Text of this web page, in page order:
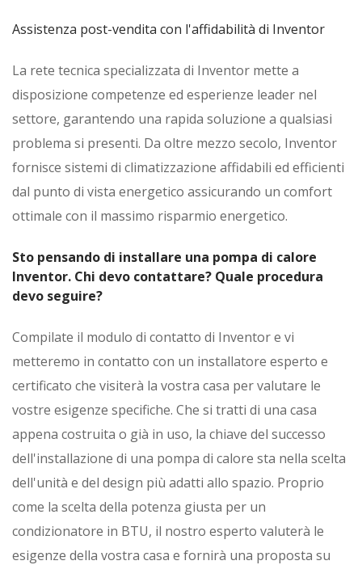
Assistenza post-vendita con l'affidabilità di Inventor
La rete tecnica specializzata di Inventor mette a
disposizione competenze ed esperienze leader nel
settore, garantendo una rapida soluzione a qualsiasi
problema si presenti. Da oltre mezzo secolo, Inventor
fornisce sistemi di climatizzazione affidabili ed efficienti
dal punto di vista energetico assicurando un comfort
ottimale con il massimo risparmio energetico.
Sto pensando di installare una pompa di calore
Inventor. Chi devo contattare? Quale procedura
devo seguire?
Compilate il modulo di contatto di Inventor e vi
metteremo in contatto con un installatore esperto e
certificato che visiterà la vostra casa per valutare le
vostre esigenze specifiche. Che si tratti di una casa
appena costruita o già in uso, la chiave del successo
dell'installazione di una pompa di calore sta nella scelta
dell'unità e del design più adatti allo spazio. Proprio
come la scelta della potenza giusta per un
condizionatore in BTU, il nostro esperto valuterà le
esigenze della vostra casa e fornirà una proposta su